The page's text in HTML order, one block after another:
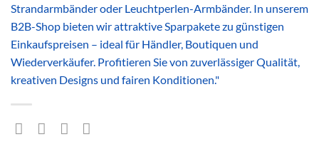
Strandarmbänder oder Leuchtperlen-Armbänder. In unserem
B2B-Shop bieten wir attraktive Sparpakete zu günstigen
Einkaufspreisen – ideal für Händler, Boutiquen und
Wiederverkäufer. Profitieren Sie von zuverlässiger Qualität,
kreativen Designs und fairen Konditionen."